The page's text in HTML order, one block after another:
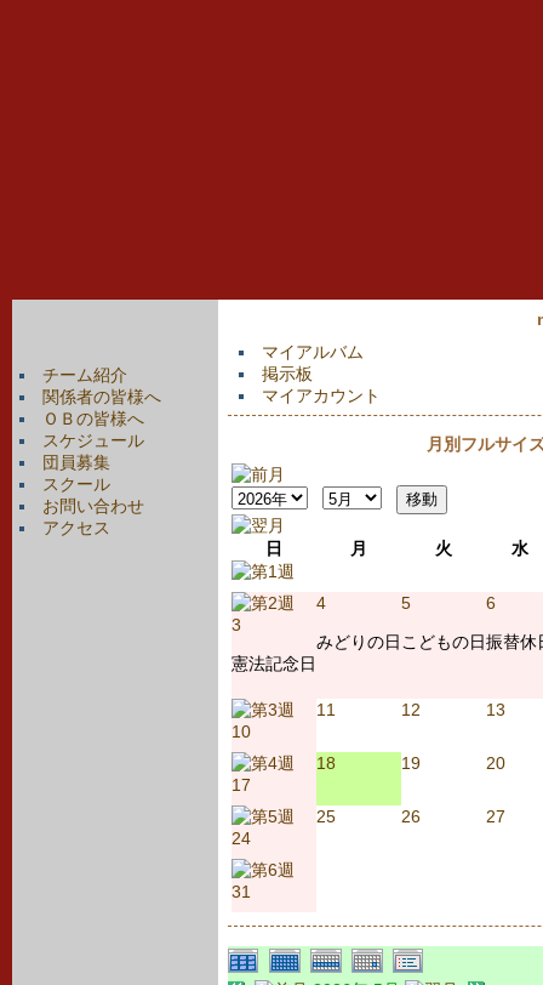
チーム紹介
関係者の皆様へ
ＯＢの皆様へ
スケジュール
団員募集
スクール
お問い合わせ
アクセス
マイアルバム
掲示板
マイアカウント
月別フルサイ
日 月 火 水
3
憲法記念日
4
みどりの日
5
こどもの日
6
振替休
10
11 12 13
17
18 19 20
24
25 26 27
31